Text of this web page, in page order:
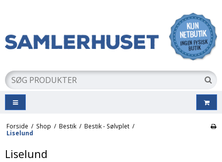
Forside / Shop / Bestik / Bestik - Sølvplet /
Liselund
Liselund